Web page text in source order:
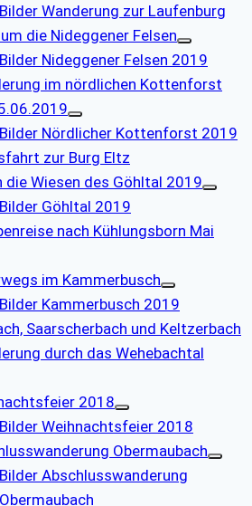
Bilder Wanderung zur Laufenburg
die Nideggener Felsen
Bilder Nideggener Felsen 2019
im nördlichen Kottenforst
Bilder Nördlicher Kottenforst 2019
zur Burg Eltz
die Wiesen des Göhltal 2019
Bilder Göhltal 2019
nach Kühlungsborn Mai
im Kammerbusch
Bilder Kammerbusch 2019
Saarscherbach und Keltzerbach
durch das Wehebachtal
2018
Bilder Weihnachtsfeier 2018
Obermaubach
Bilder Abschlusswanderung
Obermaubach